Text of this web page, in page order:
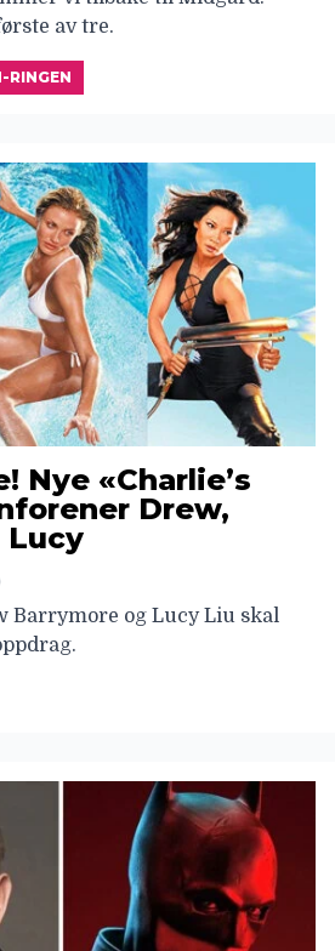
av tre.
RINGEN
Nye «Charlie’s
Drew,
Lucy
Barrymore og Lucy Liu skal